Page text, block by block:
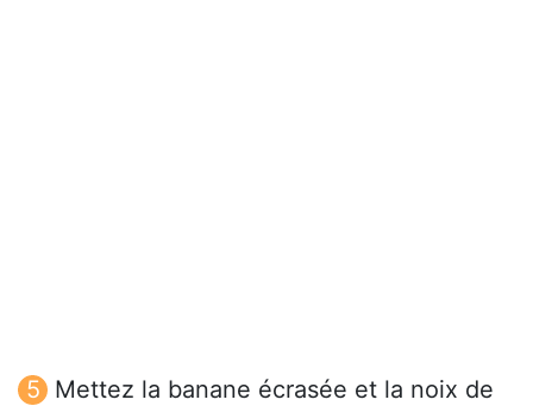
Mettez la banane écrasée et la noix de